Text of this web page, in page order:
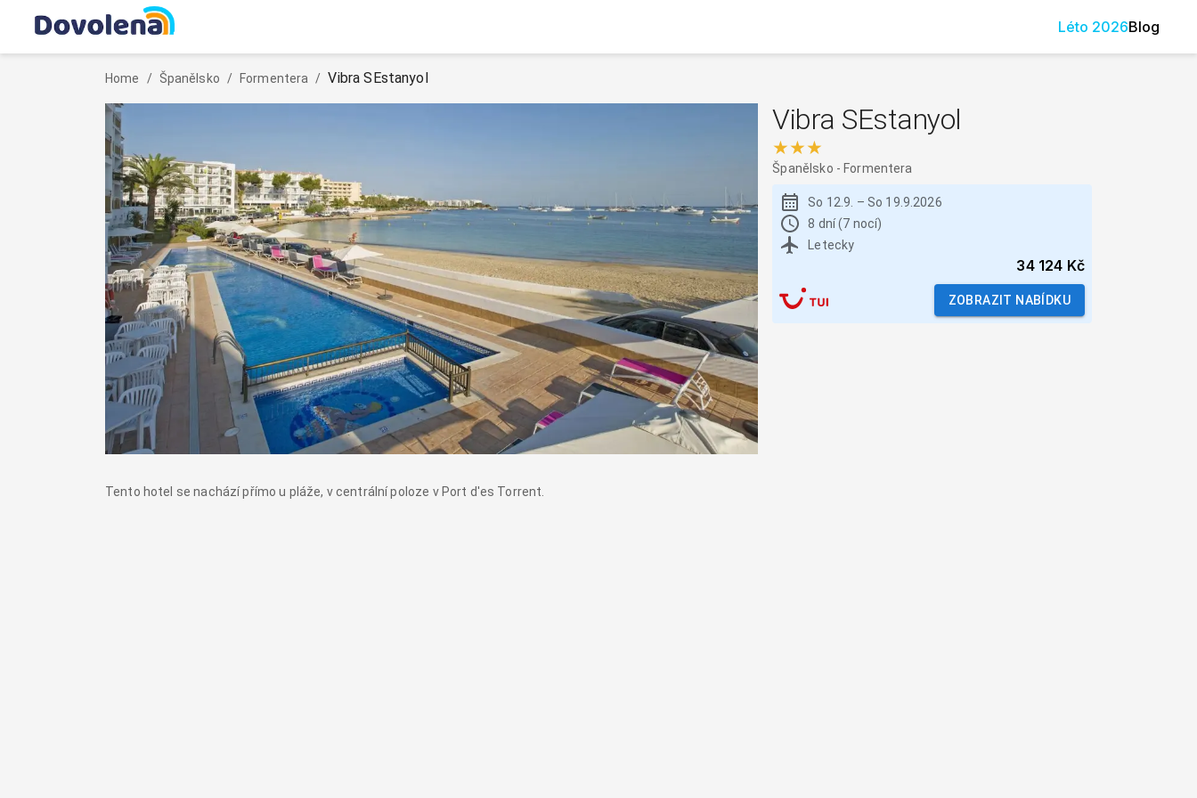
Léto 2026Blog
Home / Španělsko / Formentera / Vibra SEstanyol
Tento hotel se nachází přímo u pláže, v centrální poloze v Port d'es Torrent.
Vibra SEstanyol
★★★
Španělsko - Formentera
So 12.9. – So 19.9.2026
8 dní (7 nocí)
Letecky
34 124 Kč
ZOBRAZIT NABÍDKU